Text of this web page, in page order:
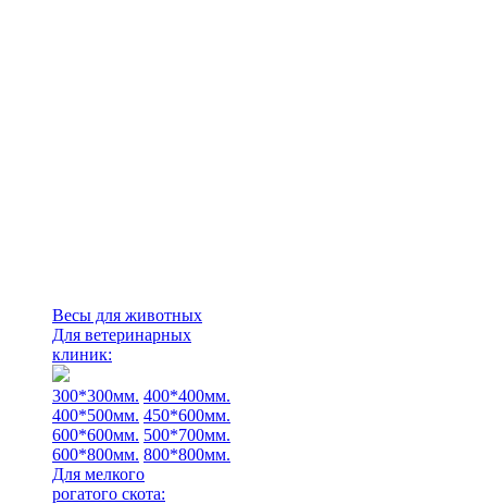
Весы для животных
Для ветеринарных
клиник:
300*300мм. 400*400мм.
400*500мм. 450*600мм.
600*600мм. 500*700мм.
600*800мм. 800*800мм.
Для мелкого
рогатого скота: